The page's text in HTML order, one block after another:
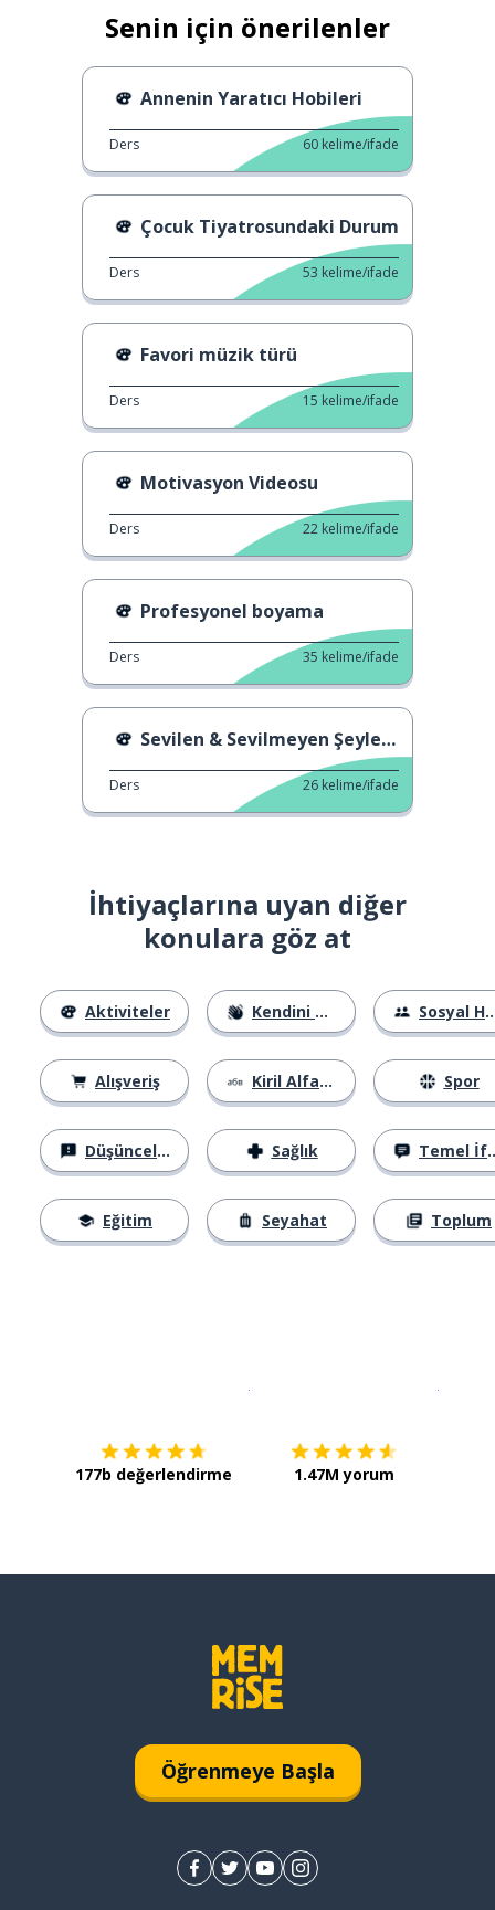
Senin için önerilenler
Annenin Yaratıcı Hobileri
Ders 60 kelime/ifade
Çocuk Tiyatrosundaki Durum
Ders 53 kelime/ifade
Favori müzik türü
Ders 15 kelime/ifade
Motivasyon Videosu
Ders 22 kelime/ifade
Profesyonel boyama
Ders 35 kelime/ifade
Sevilen & Sevilmeyen Şeyler 4
Ders 26 kelime/ifade
İhtiyaçlarına uyan diğer
konulara göz at
Aktiviteler
Alışveriş
Düşünceler
Eğitim
Kendini Tanıtma
Kiril Alfabesi
Sağlık
Seyahat
Sosyal Hayat
Spor
Temel İfadeler
Toplum
177b değerlendirme 1.47M yorum
Öğrenmeye Başla